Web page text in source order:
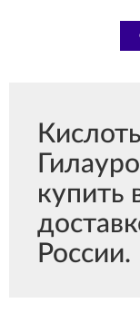
купить
России.